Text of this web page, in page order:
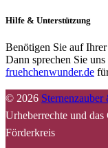
Hilfe & Unterstützung
Benötigen Sie auf
Dann sprechen Sie
fruehchenwunder.de
© 2026
Urheberrechte und
Förderkreis